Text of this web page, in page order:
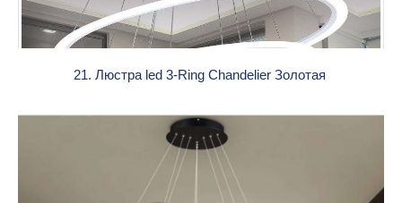
21. Люстра led 3-Ring Chandelier Золотая